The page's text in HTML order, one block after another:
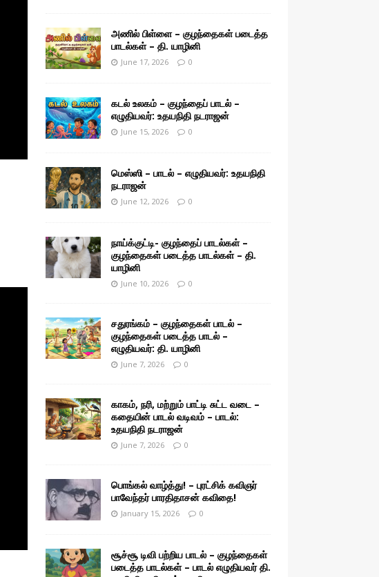
அணில் பிள்ளை – குழந்தைகள் படைத்த
பாடல்கள் – தி. யாழினி
June 17, 2026 0
கடல் உலகம் – குழந்தைப் பாடல் –
எழுதியவர்: உதயநிதி நடராஜன்
June 15, 2026 0
மெஸ்ஸி – பாடல் – எழுதியவர்: உதயநிதி
நடராஜன்
June 12, 2026 0
நாய்க்குட்டி- குழந்தைப் பாடல்கள் –
குழந்தைகள் படைத்த பாடல்கள் – தி.
யாழினி
June 10, 2026 0
சதுரங்கம் – குழந்தைகள் பாடல் –
குழந்தைகள் படைத்த பாடல் –
எழுதியவர்: தி. யாழினி
June 7, 2026 0
காகம், நரி, மற்றும் பாட்டி சுட்ட வடை –
கதையின் பாடல் வடிவம் – பாடல்:
உதயநிதி நடராஜன்
June 7, 2026 0
பொங்கல் வாழ்த்து! – புரட்சிக் கவிஞர்
பாவேந்தர் பாரதிதாசன் கவிதை!
January 15, 2026 0
சூச்சூ டிவி பற்றிய பாடல் – குழந்தைகள்
படைத்த பாடல்கள் – பாடல் எழுதியவர் தி.